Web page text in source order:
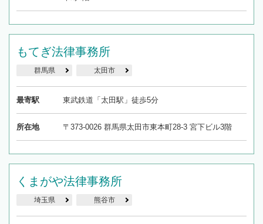
もてぎ法律事務所
群馬県 太田市
最寄駅 東武鉄道「太田駅」徒歩5分
所在地 〒373-0026 群馬県太田市東本町28-3 宮下ビル3階
くまがや法律事務所
埼玉県 熊谷市